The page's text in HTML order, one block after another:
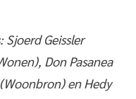
Geissler
Don Pasanea
en Hedy